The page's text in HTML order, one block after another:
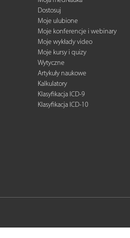
Dostosuj
Moje ulubione
Moje konferencje i webinary
Moje wykłady video
Moje kursy i quizy
Wytyczne
Artykuły naukowe
Kalkulatory
Klasyfikacja ICD-9
Klasyfikacja ICD-10